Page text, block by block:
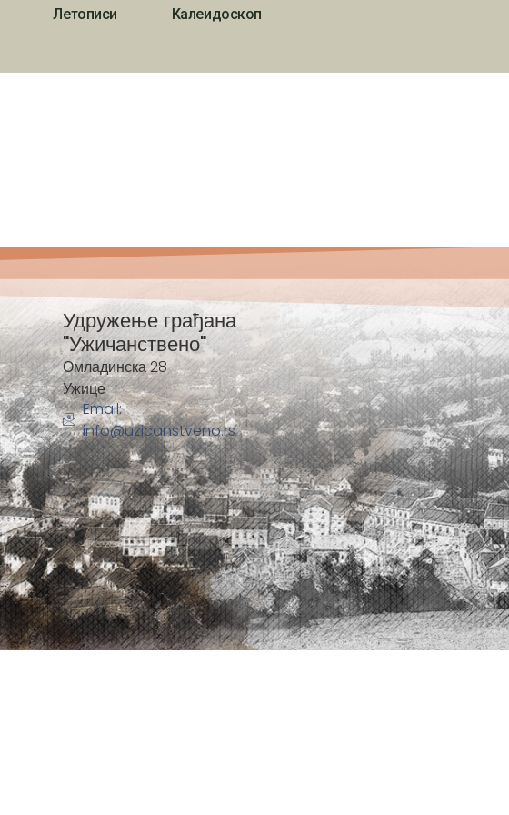
Летописи
Калеидоскоп
Удружење грађана
"Ужичанствено"
Омладинска 28
Ужице
Email:
info@uzicanstveno.rs